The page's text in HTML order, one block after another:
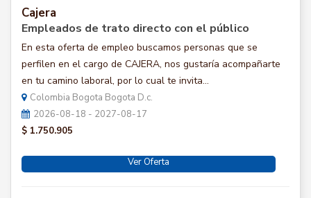
Cajera
Empleados de trato directo con el público
En esta oferta de empleo buscamos personas que se
perfilen en el cargo de CAJERA, nos gustaría acompañarte
en tu camino laboral, por lo cual te invita...
Colombia Bogota Bogota D.c.
2026-08-18 - 2027-08-17
$ 1.750.905
Ver Oferta